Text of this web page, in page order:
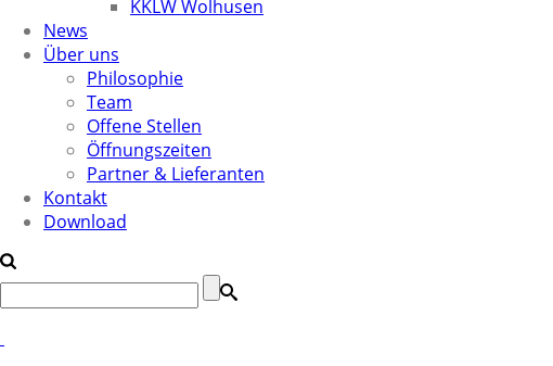
KKLW Wolhusen
News
Über uns
Philosophie
Team
Offene Stellen
Öffnungszeiten
Partner & Lieferanten
Kontakt
Download